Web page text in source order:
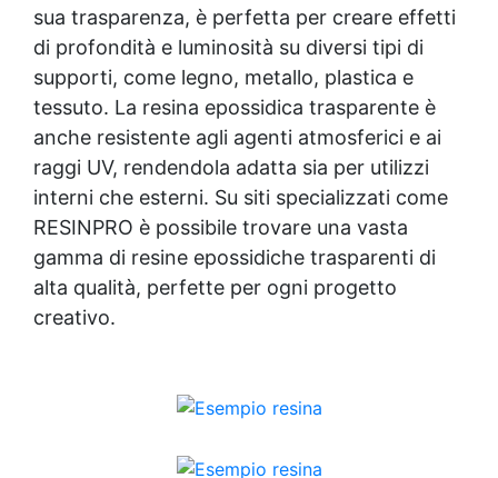
sua trasparenza, è perfetta per creare effetti
di profondità e luminosità su diversi tipi di
supporti, come legno, metallo, plastica e
tessuto. La resina epossidica trasparente è
anche resistente agli agenti atmosferici e ai
raggi UV, rendendola adatta sia per utilizzi
interni che esterni. Su siti specializzati come
RESINPRO è possibile trovare una vasta
gamma di resine epossidiche trasparenti di
alta qualità, perfette per ogni progetto
creativo.